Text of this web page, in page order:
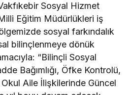
Sosyal Hizmet
Eğitim Müdürlükleri iş
sosyal farkındalık
bilinçlenmeye dönük
“Bilinçli Sosyal
Bağımlığı, Öfke Kontrolü,
Aile İlişkilerinde Güncel